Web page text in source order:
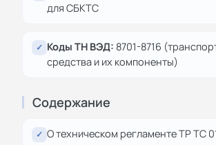
для СБКТС
✓ Коды ТН ВЭД: 8701-8716
средства и их компоненты)
Содержание
✓ О техническом регламенте ТР ТС